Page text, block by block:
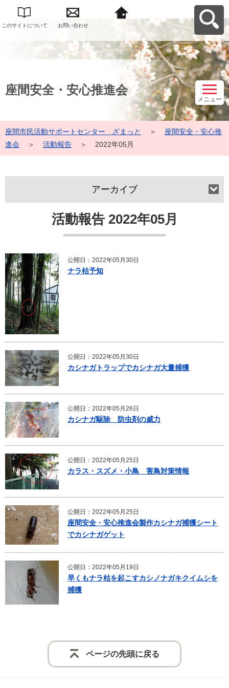
このサイトについて お問い合わせ
トセンター ざまっ
座間安全・安心推進会
メニュー
座間市民活動サポートセンター ざまっと ＞
座間安全・安心推
進会
＞ 活動報告 ＞ 2022年05月
活動報告 2022年05月
公開日：2022年05月30日
ナラ枯予知
公開日：2022年05月30日
カシナガトラップでカシナガ大量捕獲
公開日：2022年05月26日
カシナガ駆除 防虫剤の威力
公開日：2022年05月25日
カラス・スズメ・小鳥 害鳥対策情報
公開日：2022年05月25日
座間安全・安心推進会製作カシナガ捕獲シート
でカシナガゲット
公開日：2022年05月19日
早くもナラ枯を起こすカシノナガキクイムシを
捕獲
アーカイブ
ページの先頭に戻る